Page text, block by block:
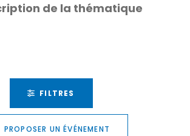
de la thématique
FILTRES
PROPOSER UN ÉVÉNEMENT